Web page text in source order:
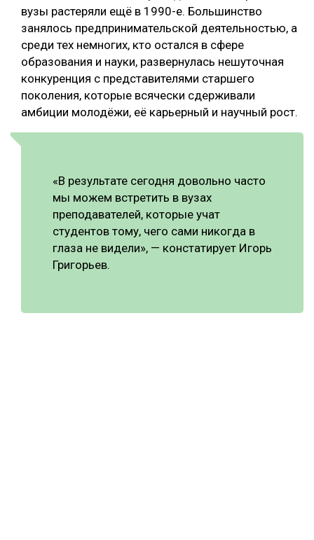
вузы растеряли ещё в 1990-е. Большинство
занялось предпринимательской деятельностью, а
среди тех немногих, кто остался в сфере
образования и науки, развернулась нешуточная
конкуренция с представителями старшего
поколения, которые всячески сдерживали
амбиции молодёжи, её карьерный и научный рост.
«В результате сегодня довольно часто
мы можем встретить в вузах
преподавателей, которые учат
студентов тому, чего сами никогда в
глаза не видели», — констатирует Игорь
Григорьев.